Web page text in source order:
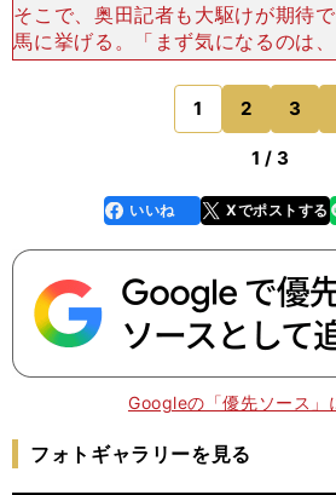
そこで、奥田記者も大駆けが期待
馬に挙げる。「まず気になるのは
ベラ（牝３歳）です。きさらぎ賞
れるウォーターガーベラ
1 2 3
1 / 3
faceboo
k
いいね Xでポストする
line
Googleの「優先ソース」
フォトギャラリーを見る